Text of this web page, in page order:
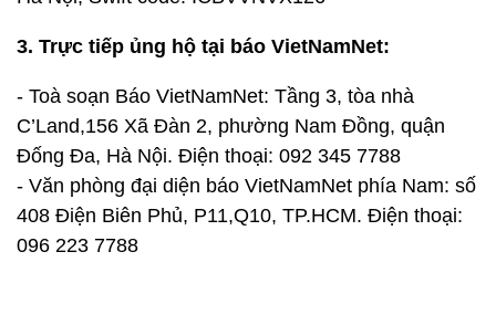
3. Trực tiếp ủng hộ tại báo VietNamNet:
- Toà soạn Báo VietNamNet: Tầng 3, tòa nhà
C’Land,156 Xã Đàn 2, phường Nam Đồng, quận
Đống Đa, Hà Nội. Điện thoại: 092 345 7788
- Văn phòng đại diện báo VietNamNet phía Nam: số
408 Điện Biên Phủ, P11,Q10, TP.HCM. Điện thoại:
096 223 7788